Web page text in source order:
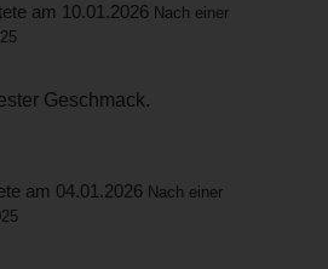
am 10.01.2026 Nach einer
Geschmack.
am 04.01.2026 Nach einer